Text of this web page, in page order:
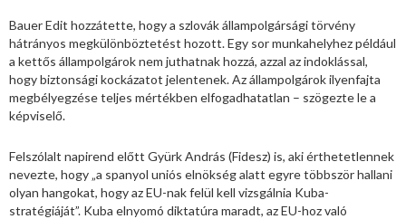
Bauer Edit hozzátette, hogy a szlovák állampolgársági törvény
hátrányos megkülönböztetést hozott. Egy sor munkahelyhez például
a kettős állampolgárok nem juthatnak hozzá, azzal az indoklással,
hogy biztonsági kockázatot jelentenek. Az állampolgárok ilyenfajta
megbélyegzése teljes mértékben elfogadhatatlan – szögezte le a
képviselő.
Felszólalt napirend előtt Gyürk András (Fidesz) is, aki érthetetlennek
nevezte, hogy „a spanyol uniós elnökség alatt egyre többször hallani
olyan hangokat, hogy az EU-nak felül kell vizsgálnia Kuba-
stratégiáját”. Kuba elnyomó diktatúra maradt, az EU-hoz való